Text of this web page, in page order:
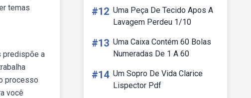
temas
predispõe a
processo
você
#12 Uma Peça De Tecido Apos A
Lavagem Perdeu 1/10
#13 Uma Caixa Contém 60 Bolas
Numeradas De 1 A 60
#14 Um Sopro De Vida Clarice
Lispector Pdf